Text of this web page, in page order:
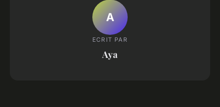
A
ECRIT PAR
Aya